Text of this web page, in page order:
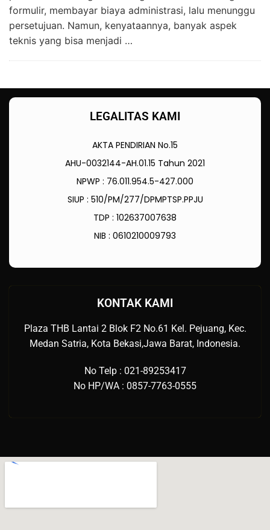
formulir, membayar biaya administrasi, lalu menunggu
persetujuan. Namun, kenyataannya, banyak aspek
teknis yang bisa menjadi …
LEGALITAS KAMI
AKTA PENDIRIAN No.15
AHU-0032144-AH.01.15 Tahun 2021
NPWP : 76.011.954.5-427.000
SIUP : 510/PM/277/DPMPTSP.PPJU
TDP : 102637007638
NIB : 0610210009793
KONTAK KAMI
Plaza THB Lantai 2 Blok F2 No.61 Kel. Pejuang, Kec.
Medan Satria, Kota Bekasi,Jawa Barat, Indonesia.
No Telp : 021-89253417
No HP/WA : 0857-7763-0555